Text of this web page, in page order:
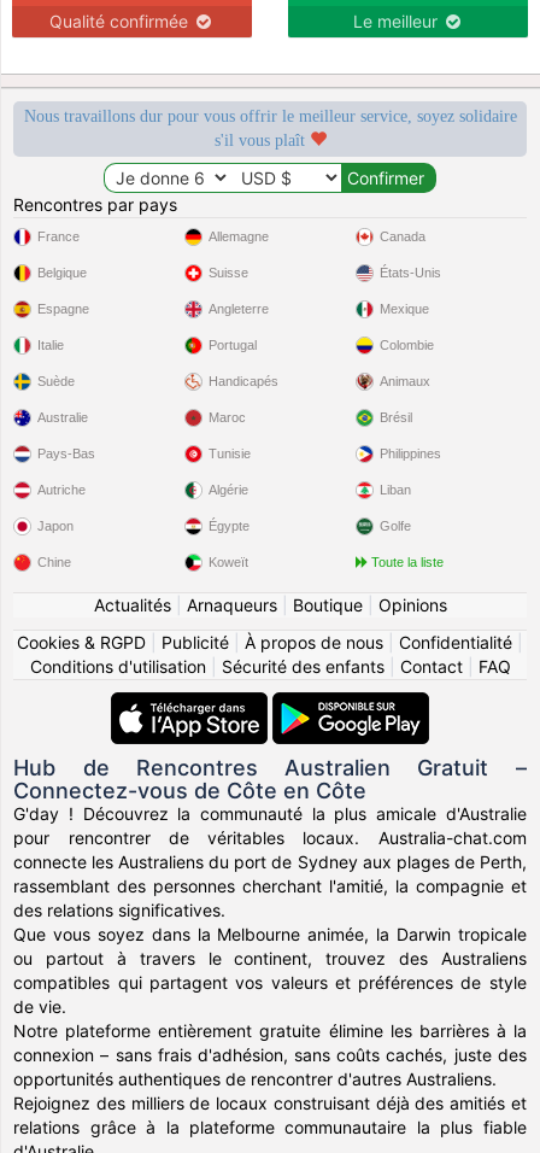
Qualité confirmée Le meilleur
Nous travaillons dur pour vous offrir le meilleur service, soyez solidaire
s'il vous plaît
Rencontres par pays
France
Belgique
Espagne
Italie
Suède
Allemagne
Suisse
Angleterre
Portugal
Handicapés
Canada
États-Unis
Mexique
Colombie
Animaux
Australie
Pays-Bas
Autriche
Japon
Chine
Maroc
Tunisie
Algérie
Égypte
Koweït
Brésil
Philippines
Liban
Golfe
Toute la liste
Actualités| Arnaqueurs| Boutique| Opinions
Cookies & RGPD
Publicité À propos de nous Confidentialité
Conditions d'utilisation| Sécurité des enfants| Contact| FAQ
Hub de Rencontres Australien Gratuit –
Connectez-vous de Côte en Côte
G'day ! Découvrez la communauté la plus amicale d'Australie
pour rencontrer de véritables locaux. Australia-chat.com
connecte les Australiens du port de Sydney aux plages de Perth,
rassemblant des personnes cherchant l'amitié, la compagnie et
des relations significatives.
Que vous soyez dans la Melbourne animée, la Darwin tropicale
ou partout à travers le continent, trouvez des Australiens
compatibles qui partagent vos valeurs et préférences de style
de vie.
Notre plateforme entièrement gratuite élimine les barrières à la
connexion – sans frais d'adhésion, sans coûts cachés, juste des
opportunités authentiques de rencontrer d'autres Australiens.
Rejoignez des milliers de locaux construisant déjà des amitiés et
relations grâce à la plateforme communautaire la plus fiable